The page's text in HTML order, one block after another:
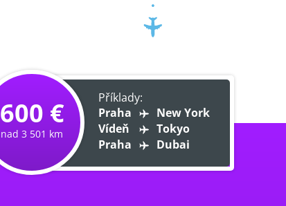
600 €
nad 3 501 km
Příklady:
Praha
New York
Vídeň
Tokyo
Praha
Dubai